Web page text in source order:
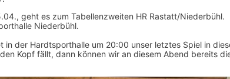
geht es zum Tabellenzweiten HR Rastatt/Niederbühl.
Niederbühl.
in der Hardtsporthalle um 20:00 unser letztes Spiel in
Kopf fällt, dann können wir an diesem Abend bereits